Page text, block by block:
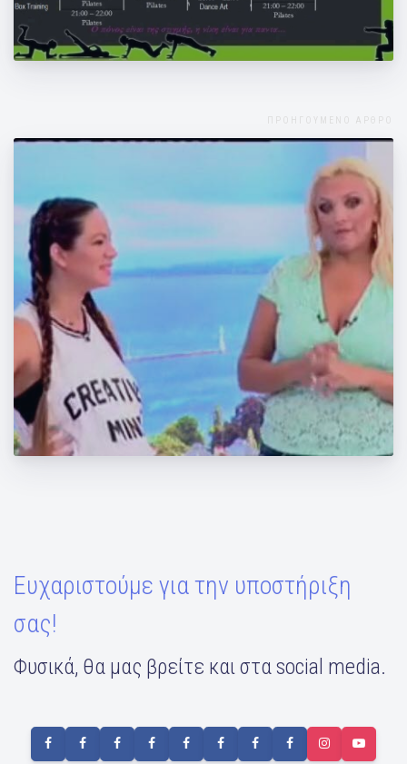
Από τη Δευτέρα (14 Σεπτεμβρίου) τα νέα
μας προγράμματα
ΠΡΟΗΓΟΥΜΕΝΟ ΑΡΘΡΟ
Καλή σεζόν! "Με το καλημέρα" με τη
Μάντη μας!
Ευχαριστούμε για την υποστήριξη
σας!
Φυσικά, θα μας βρείτε και στα social media.